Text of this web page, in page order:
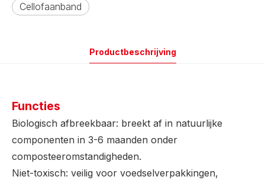
Cellofaanband
Productbeschrijving
Functies
Biologisch afbreekbaar: breekt af in natuurlijke
componenten in 3-6 maanden onder
composteeromstandigheden.
Niet-toxisch: veilig voor voedselverpakkingen,